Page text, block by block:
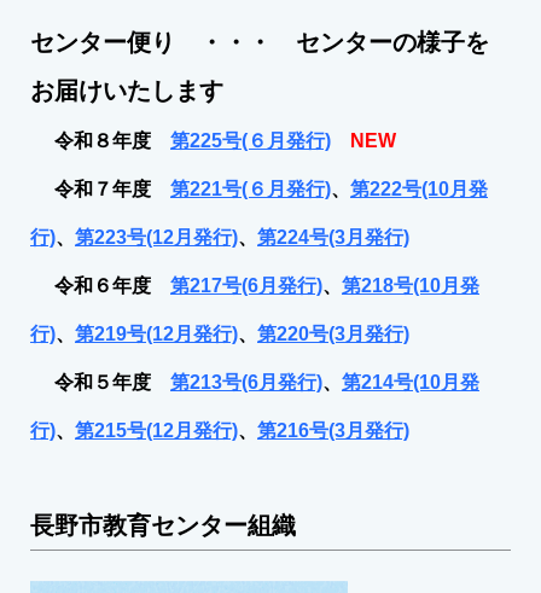
センター便り ・・・ センターの様子を
お届けいたします
令和８年度 第225号(６月発行) NEW
令和７年度 第221号(６月発行)、 第222号(10月発
行)、 第223号(12月発行)、 第224号(3月発行)
令和６年度 第217号(6月発行)、 第218号(10月発
行)、 第219号(12月発行)、 第220号(3月発行)
令和５年度 第213号(6月発行)、 第214号(10月発
行)、 第215号(12月発行)、 第216号(3月発行)
長野市教育センター組織